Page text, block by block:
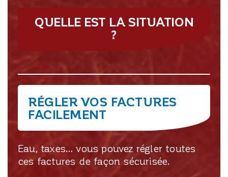
QUELLE EST LA SITUATION
?
RÉGLER VOS FACTURES
FACILEMENT
Eau, taxes… vous pouvez régler toutes
ces factures de façon sécurisée.